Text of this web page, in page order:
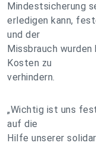
Mindestsicherung
erledigen kann,
und der
Missbrauch
Kosten zu
verhindern.
„Wichtig ist uns
auf die
Hilfe unserer